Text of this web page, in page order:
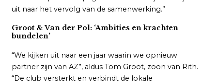
uit naar het vervolg van de samenwerking.”
Groot & Van der Pol: ‘Ambities en krachten
bundelen’
“We kijken uit naar een jaar waarin we opnieuw
partner zijn van AZ”, aldus Tom Groot, zoon van Rith.
“De club versterkt en verbindt de lokale